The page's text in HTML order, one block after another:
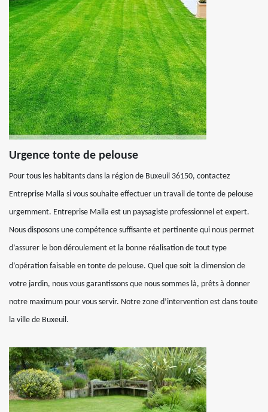
Urgence tonte de pelouse
Pour tous les habitants dans la région de Buxeuil 36150, contactez
Entreprise Malla si vous souhaite effectuer un travail de tonte de pelouse
urgemment. Entreprise Malla est un paysagiste professionnel et expert.
Nous disposons une compétence suffisante et pertinente qui nous permet
d’assurer le bon déroulement et la bonne réalisation de tout type
d’opération faisable en tonte de pelouse. Quel que soit la dimension de
votre jardin, nous vous garantissons que nous sommes là, prêts à donner
notre maximum pour vous servir. Notre zone d’intervention est dans toute
la ville de Buxeuil.